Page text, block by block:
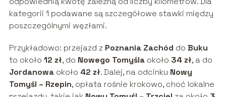
kategorii 1 podawane są szczegółowe stawki między
poszczególnymi węzłami.
Przykładowo: przejazd z Poznania Zachód do Buku
to około 12 zł, do Nowego Tomyślaokoło 34 zł, a do
Jordanowaokoło 42 zł. Dalej, na odcinku Nowy
Tomyśl – Rzepin, opłata rośnie krokowo, choć lokalne